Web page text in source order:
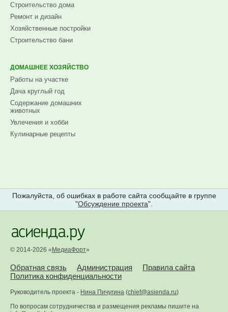
Строительство дома
Ремонт и дизайн
Хозяйственные постройки
Строительство бани
ДОМАШНЕЕ ХОЗЯЙСТВО
Работы на участке
Дача круглый год
Содержание домашних
животных
Увлечения и хобби
Кулинарные рецепты
Пожалуйста, об ошибках в работе сайта сообщайте в группе
"Обсуждение проекта".
© 2014-2026 « МедиаФорт»
Обратная связь Администрация
Правила сайта
Политика конфиденциальности
Руководитель проекта - Нина Пичугина (chief@asienda.ru)
По вопросам сотрудничества и размещения рекламы пишите на